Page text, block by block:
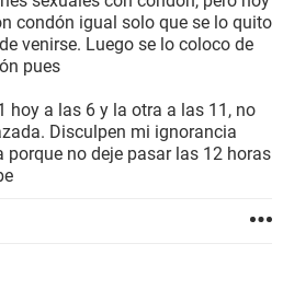
condón igual solo que se lo quito
venirse. Luego se lo coloco de
pues
hoy a las 6 y la otra a las 11, no
Disculpen mi ignorancia
porque no deje pasar las 12 horas